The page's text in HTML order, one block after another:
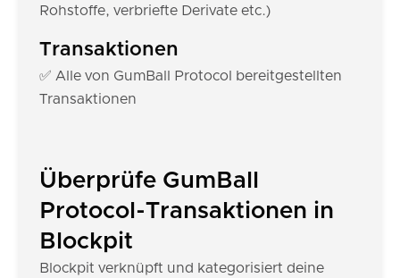
Rohstoffe, verbriefte Derivate etc.)
Transaktionen
✅ Alle von GumBall Protocol bereitgestellten
Transaktionen
Überprüfe GumBall
Protocol-Transaktionen in
Blockpit
Blockpit verknüpft und kategorisiert deine